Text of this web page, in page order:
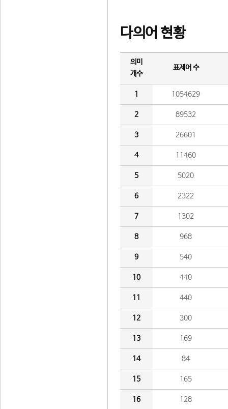
다의어 현황
의미
개수
표제어 수
1 1054629
2 89532
3 26601
4 11460
5 5020
6 2322
7 1302
8 968
9 540
10 440
11 440
12 300
13 169
14 84
15 165
16 128